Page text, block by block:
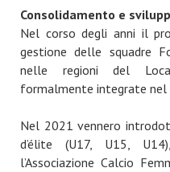
Consolidamento e
Nel corso degli anni il
gestione delle squadre
nelle regioni del
formalmente integrate nel
Nel 2021 vennero
d’élite (U17, U15,
l’Associazione Calcio